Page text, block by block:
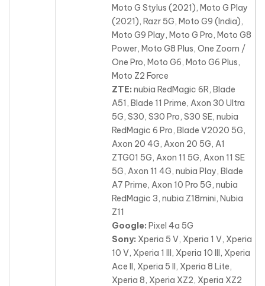
Moto G Stylus (2021), Moto G Play
(2021), Razr 5G, Moto G9 (India),
Moto G9 Play, Moto G Pro, Moto G8
Power, Moto G8 Plus, One Zoom /
One Pro, Moto G6, Moto G6 Plus,
Moto Z2 Force
ZTE: nubia RedMagic 6R, Blade
A51, Blade 11 Prime, Axon 30 Ultra
5G, S30, S30 Pro, S30 SE, nubia
RedMagic 6 Pro, Blade V2020 5G,
Axon 20 4G, Axon 20 5G, A1
ZTG01 5G, Axon 11 5G, Axon 11 SE
5G, Axon 11 4G, nubia Play, Blade
A7 Prime, Axon 10 Pro 5G, nubia
RedMagic 3, nubia Z18mini, Nubia
Z11
Google: Pixel 4a 5G
Sony: Xperia 5 V, Xperia 1 V, Xperia
10 V, Xperia 1 III, Xperia 10 III, Xperia
Ace II, Xperia 5 II, Xperia 8 Lite,
Xperia 8, Xperia XZ2, Xperia XZ2